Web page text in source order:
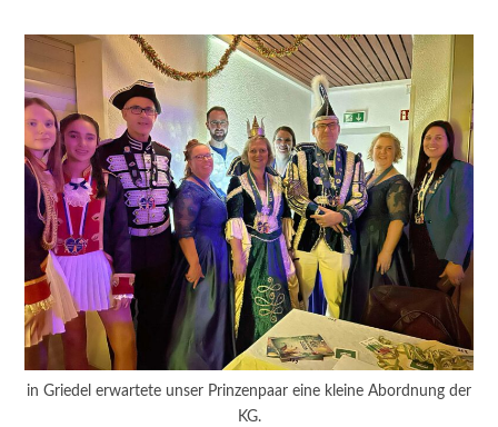
in Griedel erwartete unser Prinzenpaar eine kleine Abordnung der
KG.